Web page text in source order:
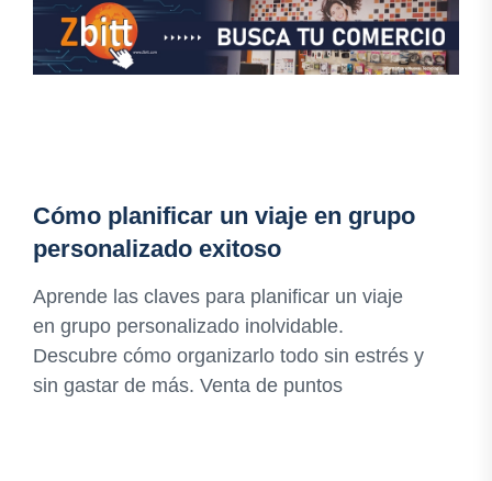
Cómo planificar un viaje en grupo
personalizado exitoso
Aprende las claves para planificar un viaje
en grupo personalizado inolvidable.
Descubre cómo organizarlo todo sin estrés y
sin gastar de más. Venta de puntos